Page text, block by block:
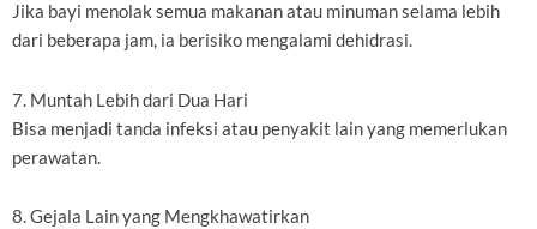
Jika bayi menolak semua makanan atau minuman selama lebih
dari beberapa jam, ia berisiko mengalami dehidrasi.
7. Muntah Lebih dari Dua Hari
Bisa menjadi tanda infeksi atau penyakit lain yang memerlukan
perawatan.
8. Gejala Lain yang Mengkhawatirkan